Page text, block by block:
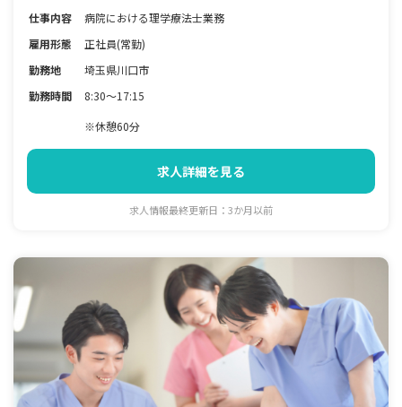
仕事内容
病院における理学療法士業務
雇用形態
正社員(常勤)
勤務地
埼玉県川口市
勤務時間
8:30～17:15
※休憩60分
求人詳細を見る
求人情報最終更新日：3か月以前